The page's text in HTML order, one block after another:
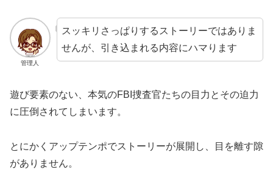
管理人
スッキリさっぱりするストーリーではありま
せんが、引き込まれる内容にハマります
遊び要素のない、本気のFBI捜査官たちの目力とその迫力
に圧倒されてしまいます。
とにかくアップテンポでストーリーが展開し、目を離す隙
がありません。